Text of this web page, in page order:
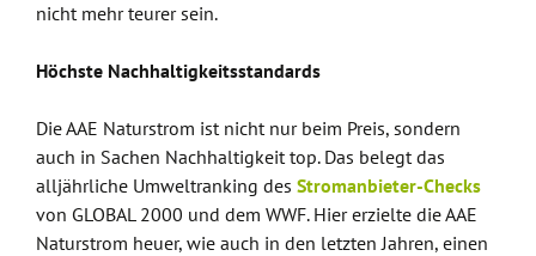
nicht mehr teurer sein.
Höchste Nachhaltigkeitsstandards
Die AAE Naturstrom ist nicht nur beim Preis, sondern
auch in Sachen Nachhaltigkeit top. Das belegt das
alljährliche Umweltranking des Stromanbieter-Checks
von GLOBAL 2000 und dem WWF. Hier erzielte die AAE
Naturstrom heuer, wie auch in den letzten Jahren, einen